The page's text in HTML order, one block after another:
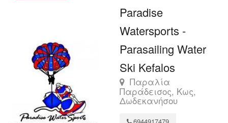
Paradise
Watersports -
Parasailing Water
Ski Kefalos
Παραλία
Παράδεισος, Κως,
Δωδεκανήσου